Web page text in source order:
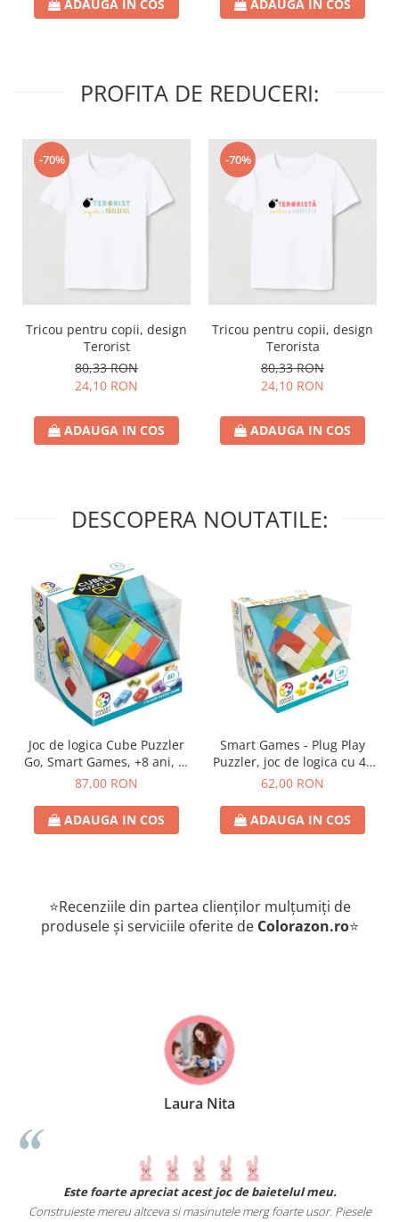
ADAUGA IN COS ADAUGA IN COS
PROFITA DE REDUCERI:
-70%
Tricou pentru copii, design
Terorist
80,33 RON
24,10 RON
ADAUGA IN COS
-70%
Tricou pentru copii, design
Terorista
80,33 RON
24,10 RON
ADAUGA IN COS
DESCOPERA NOUTATILE:
Joc de logica Cube Puzzler
Go, Smart Games, +8 ani, lb
romana
87,00 RON
ADAUGA IN COS
Smart Games - Plug Play
Puzzler, joc de logica cu 48
de provocari, 6+ ani, lb
62,00 RON
ADAUGA IN COS
⭐Recenziile din partea clienților mulțumiți de
produsele și serviciile oferite de Colorazon.ro⭐
Laura Nita
Este foarte apreciat acest joc de baietelul meu.
Construieste mereu altceva si masinutele merg foarte usor. Piesele